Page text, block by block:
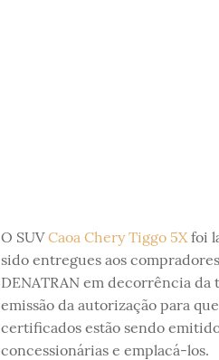
O SUVCaoa Chery Tiggo 5Xfoi
sido entregues aos
DENATRAN em decorrência da
emissão da autorização para
certificados estão sendo
concessionárias e emplacá-los.